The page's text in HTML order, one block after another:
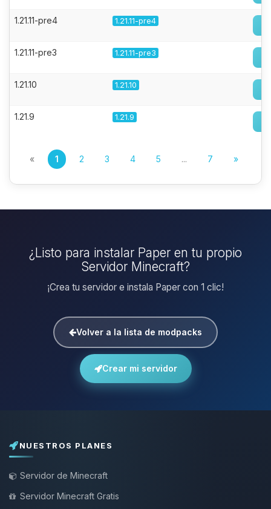
1.21.11-pre4 1.21.11-pre4
1.21.11-pre3 1.21.11-pre3
1.21.10 1.21.10
1.21.9 1.21.9
« 1 2 3 4 5 ... 7 »
¿Listo para instalar Paper en tu propio
Servidor Minecraft?
¡Crea tu servidor e instala Paper con 1 clic!
Volver a la lista de modpacks
Crear mi servidor
NUESTROS PLANES
Servidor de Minecraft
Servidor Minecraft Gratis